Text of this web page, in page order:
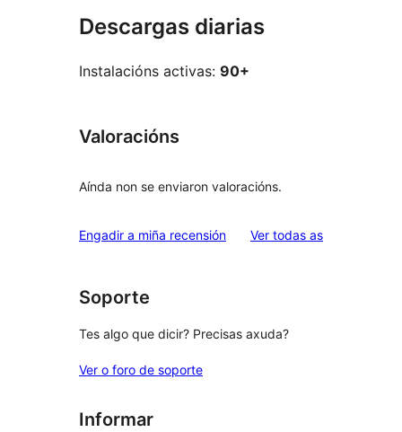
Descargas diarias
Instalacións activas: 90+
Valoracións
Aínda non se enviaron valoracións.
Engadir a miña recensión Ver todas asvaloracións
Soporte
Tes algo que dicir? Precisas axuda?
Ver o foro de soporte
Informar